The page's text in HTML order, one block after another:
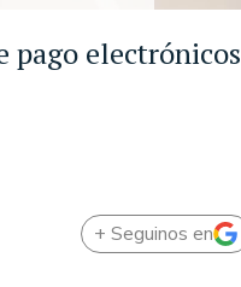
pago electrónicos
+ Seguinos en